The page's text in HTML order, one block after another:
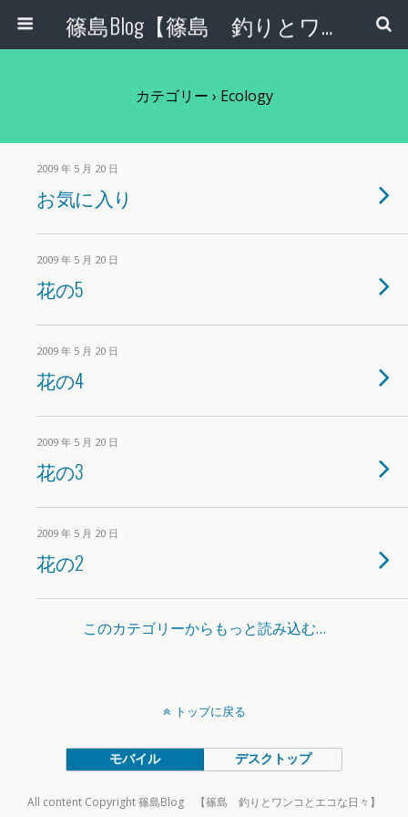
篠島Blog【篠島 釣りとワンコとエコな日々】
カテゴリー › Ecology
2009 年 5 月 20 日
お気に入り
2009 年 5 月 20 日
花の5
2009 年 5 月 20 日
花の4
2009 年 5 月 20 日
花の3
2009 年 5 月 20 日
花の2
このカテゴリーからもっと読み込む…
トップに戻る
モバイル デスクトップ
All content Copyright 篠島Blog 【篠島 釣りとワンコとエコな日々】